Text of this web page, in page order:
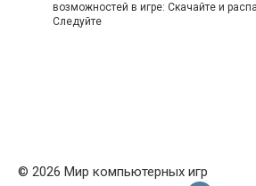
возможностей в игре: Скачайте и
Следуйте
© 2026 Мир компьютерных игр